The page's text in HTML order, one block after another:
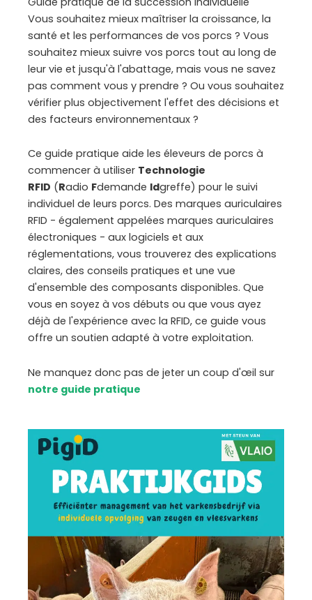
Vous souhaitez mieux maîtriser la croissance, la
santé et les performances de vos porcs ? Vous
souhaitez mieux suivre vos porcs tout au long de
leur vie et jusqu'à l'abattage, mais vous ne savez
pas comment vous y prendre ? Ou vous souhaitez
vérifier plus objectivement l'effet des décisions et
des facteurs environnementaux ?
Ce guide pratique aide les éleveurs de porcs à
commencer à utiliser Technologie
RFID (Radio Fdemande Idgreffe) pour le suivi
individuel de leurs porcs. Des marques auriculaires
RFID - également appelées marques auriculaires
électroniques - aux logiciels et aux
réglementations, vous trouverez des explications
claires, des conseils pratiques et une vue
d'ensemble des composants disponibles. Que
vous en soyez à vos débuts ou que vous ayez
déjà de l'expérience avec la RFID, ce guide vous
offre un soutien adapté à votre exploitation.
Ne manquez donc pas de jeter un coup d'œil sur
notre guide pratique